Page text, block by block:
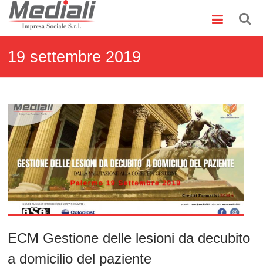
Skip
content
Mediali
Impresa
S.r.l.
19 settembre 2019
ECM Gestione delle lesioni da decubito
a domicilio del paziente